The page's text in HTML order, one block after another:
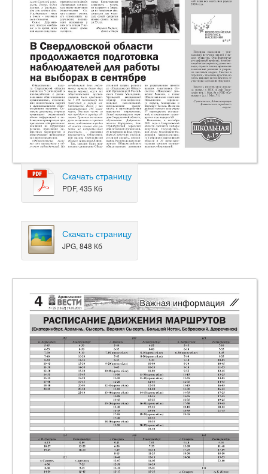
Скачать страницу
PDF, 435 Кб
Скачать страницу
JPG, 848 Кб